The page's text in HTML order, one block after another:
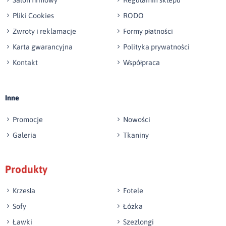
Wyślij opinię
Pliki Cookies
RODO
Zwroty i reklamacje
Formy płatności
Karta gwarancyjna
Polityka prywatności
Kontakt
Współpraca
Inne
Promocje
Nowości
Galeria
Tkaniny
Produkty
Krzesła
Fotele
Sofy
Łóżka
Ławki
Szezlongi